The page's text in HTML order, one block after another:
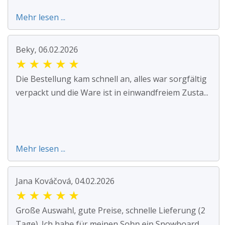
Mehr lesen ...
Beky, 06.02.2026
★ ★ ★ ★ ★
Die Bestellung kam schnell an, alles war sorgfältig
verpackt und die Ware ist in einwandfreiem Zusta...
Mehr lesen ...
Jana Kováčová, 04.02.2026
★ ★ ★ ★ ★
Große Auswahl, gute Preise, schnelle Lieferung (2